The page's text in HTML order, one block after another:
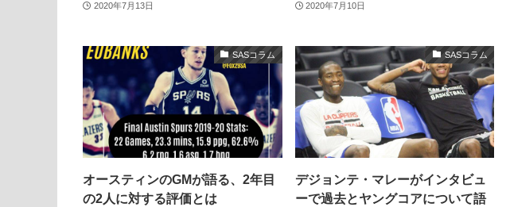
2020年7月13日 2020年7月10日
SASコラム
オースティンのGMが語る、2年目
の2人に対する評価とは
SASコラム
デジョンテ・マレーがインタビュ
ーで過去とヤングコアについて語